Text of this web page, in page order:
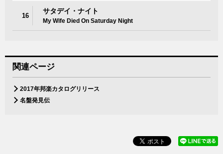
16
サタデイ・ナイト
My Wife Died On Saturday Night
関連ページ
2017年邦楽カタログリリース
名盤発見伝